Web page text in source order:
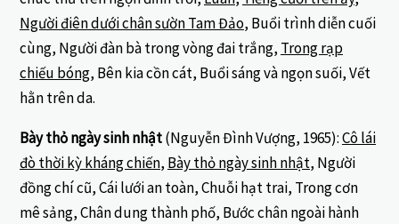
Người điên dưới chân sườn Tam Đảo, Buổi trình diễn cuối
cùng, Người đàn bà trong vòng đai trắng, Trong rạp
chiếu bóng, Bên kia cồn cát, Buổi sáng và ngọn suối, Vết
hằn trên da.
Bày thỏ ngày sinh nhật(Nguyễn Đình Vượng, 1965):Cô lái
đò thời kỳ kháng chiến, Bày thỏ ngày sinh nhật, Người
đồng chí cũ, Cái lưới an toàn, Chuỗi hạt trai, Trong cơn
mê sảng, Chân dung thành phố, Bước chân ngoài hành